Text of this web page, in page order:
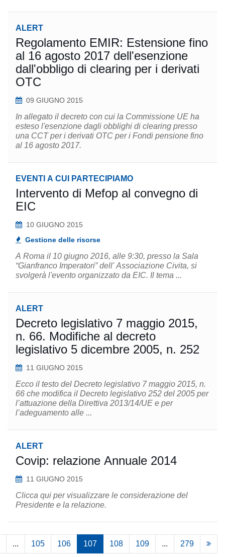
ALERT
Regolamento EMIR: Estensione fino
al 16 agosto 2017 dell'esenzione
dall'obbligo di clearing per i derivati
OTC
09 GIUGNO 2015
In allegato il decreto con cui la Commissione UE ha
esteso l'esenzione dagli obblighi di clearing presso
una CCT per i derivati OTC per i Fondi pensione fino
al 16 agosto 2017.
EVENTI A CUI PARTECIPIAMO
Intervento di Mefop al convegno di
EIC
10 GIUGNO 2015
Gestione delle risorse
A Roma il 10 giugno 2016, alle 9:30, presso la Sala
“Gianfranco Imperatori” dell' Associazione Civita, si
svolgerà l'evento organizzato da EIC. Il tema ...
ALERT
Decreto legislativo 7 maggio 2015,
n. 66. Modifiche al decreto
legislativo 5 dicembre 2005, n. 252
11 GIUGNO 2015
Ecco il testo del Decreto legislativo 7 maggio 2015, n.
66 che modifica il Decreto legislativo 252 del 2005 per
l’attuazione della Direttiva 2013/14/UE e per
l’adeguamento alle ...
ALERT
Covip: relazione Annuale 2014
11 GIUGNO 2015
Clicca qui per visualizzare le considerazione del
Presidente e la relazione.
... 105 106 107 108 109 ... 279